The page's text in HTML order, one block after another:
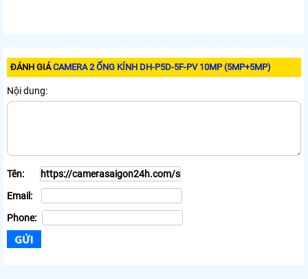
ĐÁNH GIÁCAMERA 2 ỐNG KÍNH DH-P5D-5F-PV 10MP (5MP+5MP)
Nội dung:
Tên:
Email:
Phone: